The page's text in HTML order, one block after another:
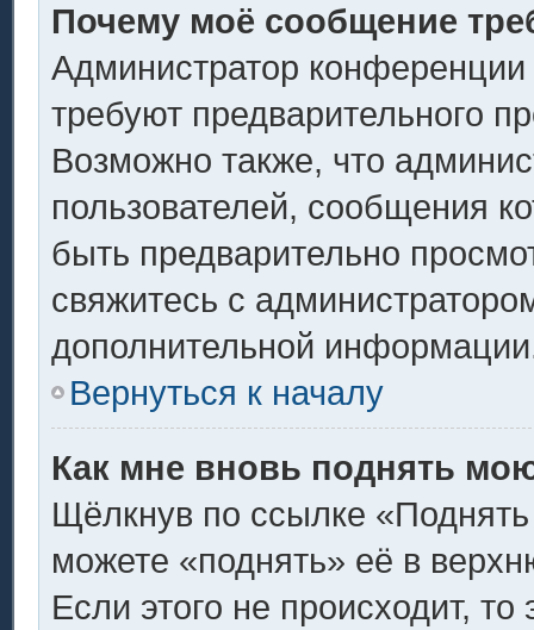
Почему моё сообщение
Администратор
требуют предварительного
Возможно также, что
пользователей, сообщения
быть предварительно
свяжитесь с
дополнительной
Вернуться к началу
Как мне вновь поднять
Щёлкнув по ссылке
можете «поднять» её в
Если этого не происходит, то